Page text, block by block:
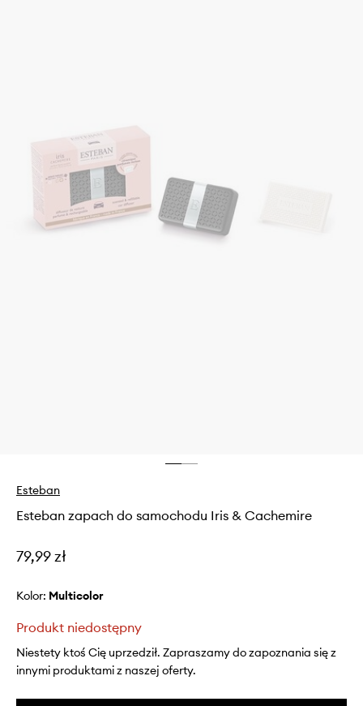
Esteban
Esteban zapach do samochodu Iris & Cachemire
79,99 zł
Kolor: multicolor
Produkt niedostępny
Niestety ktoś Cię uprzedził. Zapraszamy do zapoznania się z
innymi produktami z naszej oferty.